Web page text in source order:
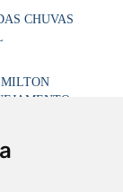
CHUVAS
NO BRASIL